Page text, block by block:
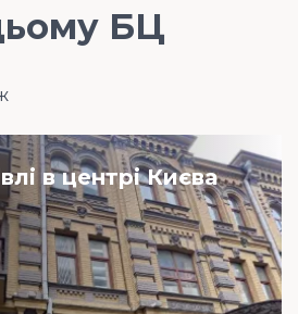
БЦ
в центрі Києва